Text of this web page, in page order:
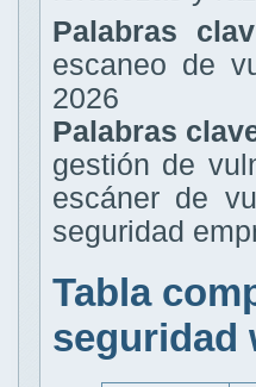
Palabras
escaneo de
2026
Palabras
gestión de
escáner de
seguridad
Tabla
seguridad